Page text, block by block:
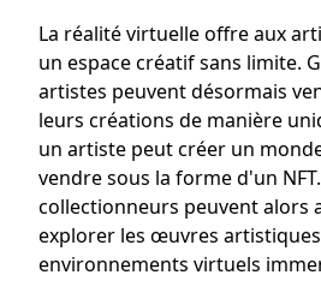
La réalité virtuelle offre aux
un espace créatif sans limite.
artistes peuvent désormais
leurs créations de manière
un artiste peut créer un
vendre sous la forme d'un
collectionneurs peuvent alors
explorer les œuvres
environnements virtuels